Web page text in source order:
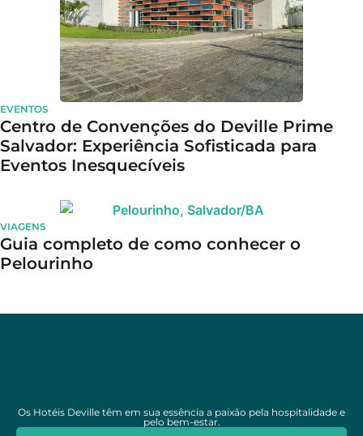
EVENTOS
Centro de Convenções do Deville Prime
Salvador: Experiência Sofisticada para
Eventos Inesquecíveis
VIAGENS
Guia completo de como conhecer o
Pelourinho
Os Hotéis Deville têm em sua essência a paixão pela hospitalidade e
pelo bem-estar.